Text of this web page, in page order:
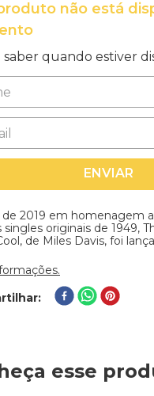
não está
quando estiver
ENVIAR
de 2019 em homenagem
singles originais de 1949,
de Miles Davis, foi
esse